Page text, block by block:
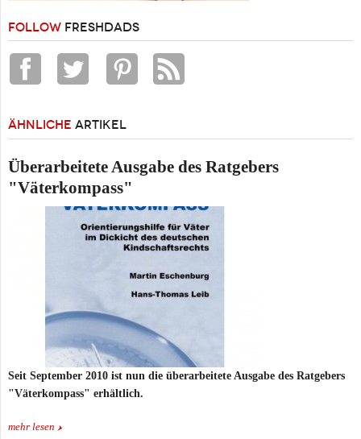
FOLLOW FRESHDADS
ÄHNLICHE ARTIKEL
Überarbeitete Ausgabe des Ratgebers
"Väterkompass"
Seit September 2010 ist nun die überarbeitete Ausgabe des Ratgebers
"Väterkompass" erhältlich.
mehr lesen